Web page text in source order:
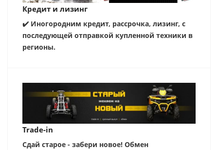
Кредит и лизинг
✔️ Иногородним кредит, рассрочка, лизинг, с
последующей отправкой купленной техники в
регионы.
Trade-in
Сдай старое - забери новое! Обмен